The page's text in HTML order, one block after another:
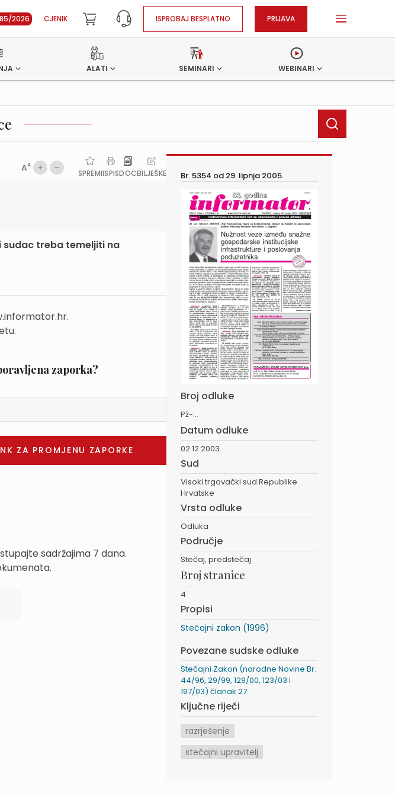
2026 CJENIK ISPROBAJ BESPLATNO PRIJAVA
ALATI SEMINARI WEBINARI
AA
SPREMIISPISDOCBILJEŠKE
sudac treba temeljiti na
zaporka?
sadržajima 7 dana.
Br. 5354 od 29. lipnja 2005.
Broj odluke
Pž-...
Datum odluke
02.12.2003.
Sud
Visoki trgovački sud Republike
Hrvatske
Vrsta odluke
Odluka
Područje
Stečaj, predstečaj
Broj stranice
4
Propisi
Stečajni zakon (1996)
Povezane sudske odluke
Stečajni Zakon (narodne Novine Br.
44/96, 29/99, 129/00, 123/03 I
197/03) članak 27.
Ključne riječi
razrješenje
stečajni upravitelj